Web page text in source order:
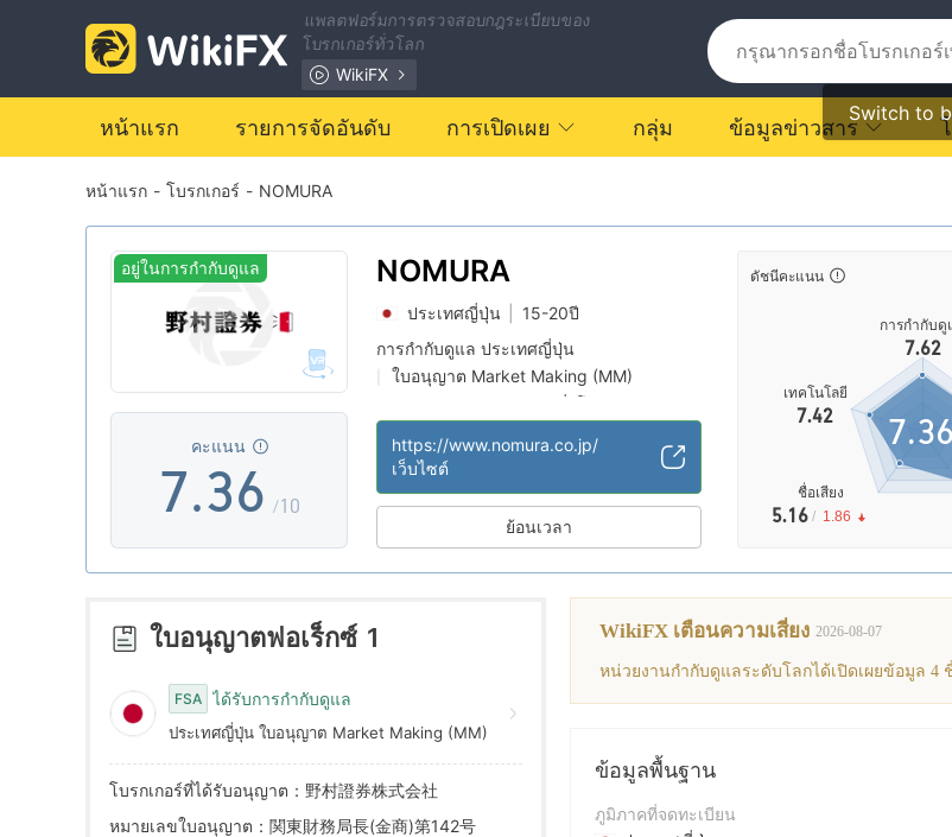
แพลตฟอร์มการตรวจสอบกฎระเบียบของ
โบรกเกอร์ทั่วโลก
WikiFX
Switch to
หน้าแรก รายการจัดอันดับ การเปิดเผย กลุ่ม ข้อมูลข่าวสาร
หน้าแรก - โบรกเกอร์ - NOMURA
อยู่ในการกำกับดูแล
คะแนน
1
2
3
4
5
6
7
8
9
.
0
1
2
3
4
5
6
7
0
1
2
3
4
5
6
7
8
9
/10
NOMURA
ประเทศญี่ปุ่น
15-20ปี
การกำกับดูแล ประเทศญี่ปุ่น
ใบอนุญาต Market Making (MM)
https://www.nomura.co.jp/
เว็บไซต์
ย้อนเวลา
ดัชนีคะแนน
การกำกับดู
7.62
เทคโนโลยี
7.42
ชื่อเสียง
5.16 / 1.86
7.36
ใบอนุญาตฟอเร็กซ์ 1
FSA ได้รับการกำกับดูแล
ประเทศญี่ปุ่น ใบอนุญาต Market Making (MM)
โบรกเกอร์ที่ได้รับอนุญาต：野村證券株式会社
หมายเลขใบอนุญาต：関東財務局長(金商)第142号
WikiFX เตือนความเสี่ยง 2026-08-07
หน่วยงานกำกับดูแลระดับโลกได้เปิดเผยข้อมูล 4
ข้อมูลพื้นฐาน
ภูมิภาคที่จดทะเบียน